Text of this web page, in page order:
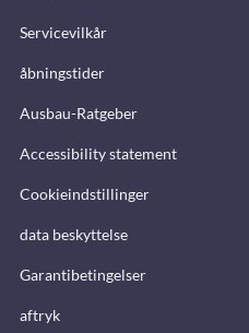
Servicevilkår
åbningstider
Ausbau-Ratgeber
Accessibility statement
Cookieindstillinger
data beskyttelse
Garantibetingelser
aftryk